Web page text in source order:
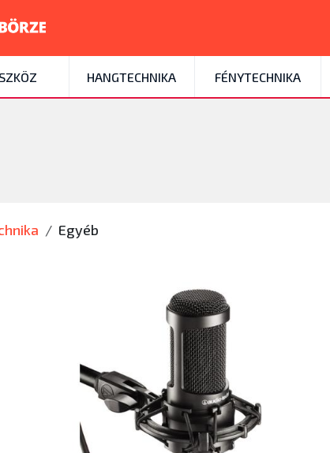
HANGTECHNIKA FÉNYTECHNIKA
Egyéb